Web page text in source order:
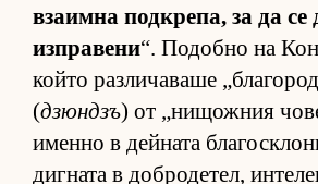
вза­имна под­к­ре­па, за да
из­п­ра­вени“. По­добно на
който раз­ли­ча­ваше
(дзюндзъ) от „ни­щож­ния
именно в дей­ната
диг­ната в доб­ро­де­тел,